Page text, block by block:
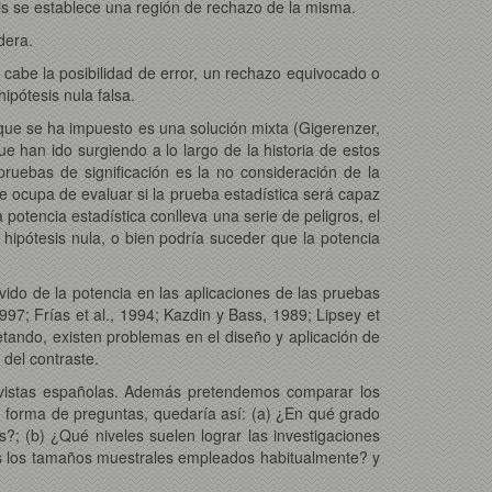
se establece una región de rechazo de la misma.
la posibilidad de error, un rechazo equivocado o
nula falsa.
se ha impuesto es una solución mixta (Gigerenzer,
han ido surgiendo a lo largo de la historia de estos
de significación es la no consideración de la
ocupa de evaluar si la prueba estadística será capaz
estadística conlleva una serie de peligros, el
nula, o bien podría suceder que la potencia
de la potencia en las aplicaciones de las pruebas
Frías et al., 1994; Kazdin y Bass, 1989; Lipsey et
existen problemas en el diseño y aplicación de
contraste.
españolas. Además pretendemos comparar los
de preguntas, quedaría así: (a) ¿En qué grado
(b) ¿Qué niveles suelen lograr las investigaciones
tamaños muestrales empleados habitualmente? y